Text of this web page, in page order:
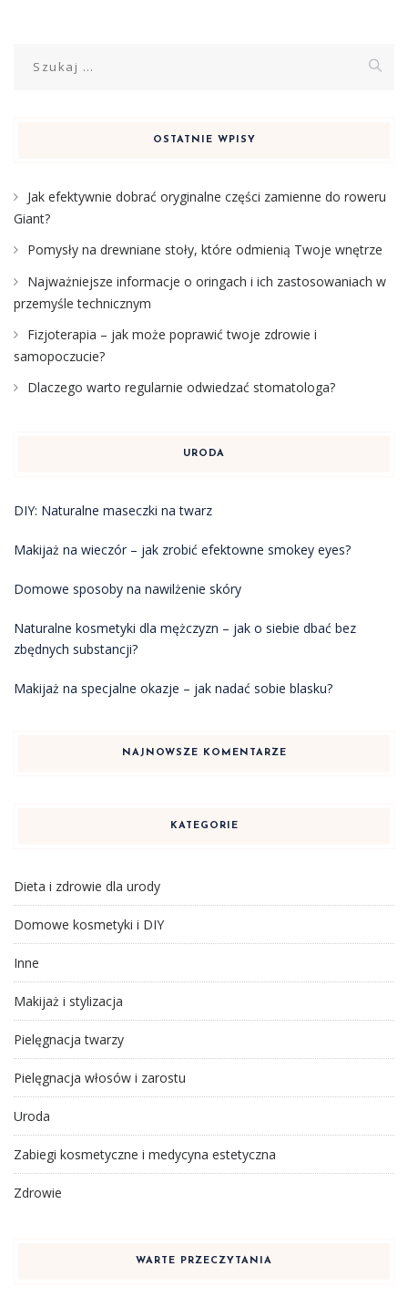
OSTATNIE WPISY
Jak efektywnie dobrać oryginalne części zamienne do roweru
Giant?
Pomysły na drewniane stoły, które odmienią Twoje wnętrze
Najważniejsze informacje o oringach i ich zastosowaniach w
przemyśle technicznym
Fizjoterapia – jak może poprawić twoje zdrowie i
samopoczucie?
Dlaczego warto regularnie odwiedzać stomatologa?
URODA
DIY: Naturalne maseczki na twarz
Makijaż na wieczór – jak zrobić efektowne smokey eyes?
Domowe sposoby na nawilżenie skóry
Naturalne kosmetyki dla mężczyzn – jak o siebie dbać bez
zbędnych substancji?
Makijaż na specjalne okazje – jak nadać sobie blasku?
NAJNOWSZE KOMENTARZE
KATEGORIE
Dieta i zdrowie dla urody
Domowe kosmetyki i DIY
Inne
Makijaż i stylizacja
Pielęgnacja twarzy
Pielęgnacja włosów i zarostu
Uroda
Zabiegi kosmetyczne i medycyna estetyczna
Zdrowie
WARTE PRZECZYTANIA